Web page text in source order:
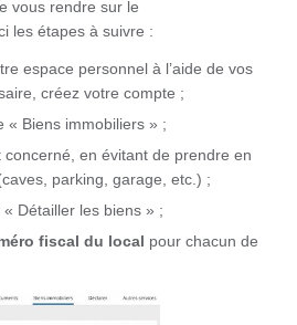
vous rendre sur le
les étapes à suivre :
espace personnel à l’aide de vos
créez votre compte ;
« Biens immobiliers » ;
concerné, en évitant de prendre en
parking, garage, etc.) ;
Détailler les biens » ;
fiscal du local pour chacun de